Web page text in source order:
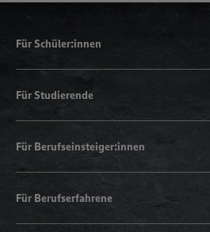
Für Schüler:innen
Für Studierende
Für Berufseinsteiger:innen
Für Berufserfahrene